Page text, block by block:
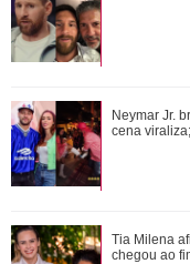
Neymar Jr.
cena
Bruna
Relembre
Neymar Jr.
cena
Tia Milena
chegou ao